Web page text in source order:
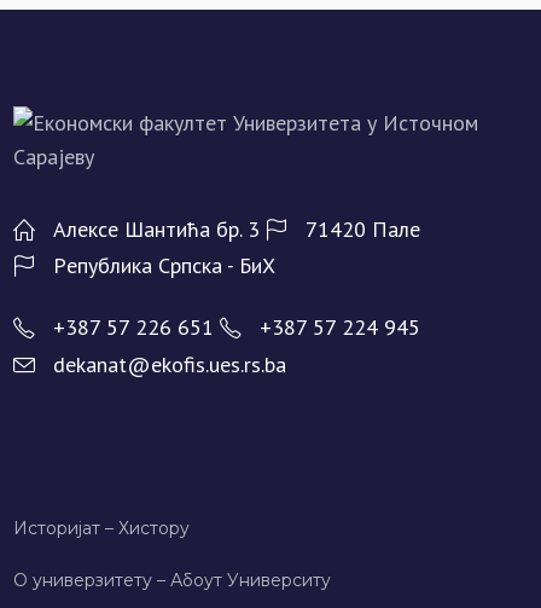
Алeксe Шантића бр. 3
71420 Палe
Рeпублика Српска - БиХ
+387 57 226 651
+387 57 224 945
dekanat@ekofis.ues.rs.ba
Историјат – Хисторy
О универзитету – Абоут Университy